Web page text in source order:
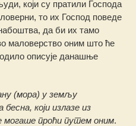
који су пратили Господа
то их Господ поведе
да би их тамо
маловерство оним што ће
описује данашње
(мора) у земљу
који излазе из
могаше проћи путем оним.